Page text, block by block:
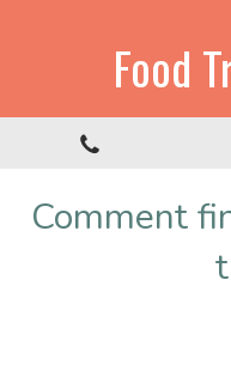
Food
Comment